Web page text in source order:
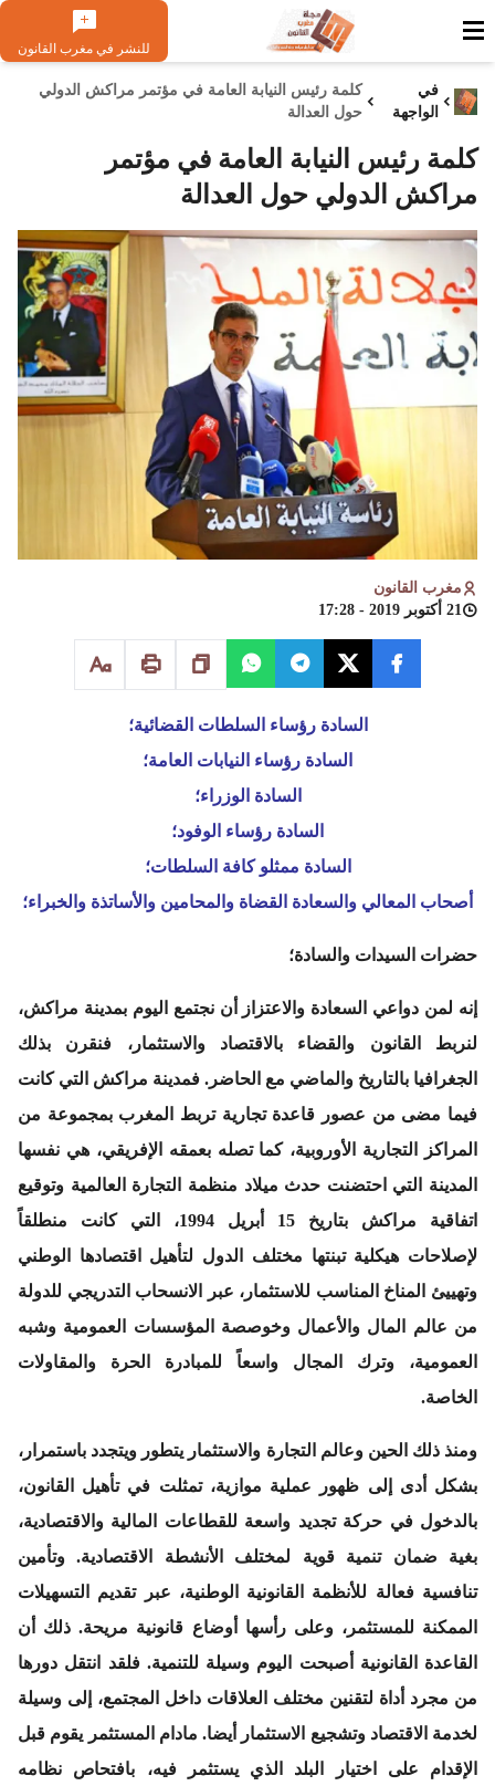
للنشر في مغرب القانون
في
الواجهة
كلمة رئيس النيابة العامة في مؤتمر مراكش الدولي
حول العدالة
كلمة رئيس النيابة العامة في مؤتمر
مراكش الدولي حول العدالة
مغرب القانون
21 أكتوبر 2019 - 17:28
السادة رؤساء السلطات القضائية؛
السادة رؤساء النيابات العامة؛
السادة الوزراء؛
السادة رؤساء الوفود؛
السادة ممثلو كافة السلطات؛
أصحاب المعالي والسعادة القضاة والمحامين والأساتذة والخبراء؛
حضرات السيدات والسادة؛
إنه لمن دواعي السعادة والاعتزاز أن نجتمع اليوم بمدينة مراكش،
لنربط القانون والقضاء بالاقتصاد والاستثمار، فنقرن بذلك
الجغرافيا بالتاريخ والماضي مع الحاضر. فمدينة مراكش التي كانت
فيما مضى من عصور قاعدة تجارية تربط المغرب بمجموعة من
المراكز التجارية الأوروبية، كما تصله بعمقه الإفريقي، هي نفسها
المدينة التي احتضنت حدث ميلاد منظمة التجارة العالمية وتوقيع
اتفاقية مراكش بتاريخ 15 أبريل 1994، التي كانت منطلقاً
لإصلاحات هيكلية تبنتها مختلف الدول لتأهيل اقتصادها الوطني
وتهييئ المناخ المناسب للاستثمار، عبر الانسحاب التدريجي للدولة
من عالم المال والأعمال وخوصصة المؤسسات العمومية وشبه
العمومية، وترك المجال واسعاً للمبادرة الحرة والمقاولات
الخاصة.
ومنذ ذلك الحين وعالم التجارة والاستثمار يتطور ويتجدد باستمرار،
بشكل أدى إلى ظهور عملية موازية، تمثلت في تأهيل القانون،
بالدخول في حركة تجديد واسعة للقطاعات المالية والاقتصادية،
بغية ضمان تنمية قوية لمختلف الأنشطة الاقتصادية. وتأمين
تنافسية فعالة للأنظمة القانونية الوطنية، عبر تقديم التسهيلات
الممكنة للمستثمر، وعلى رأسها أوضاع قانونية مريحة. ذلك أن
القاعدة القانونية أصبحت اليوم وسيلة للتنمية. فلقد انتقل دورها
من مجرد أداة لتقنين مختلف العلاقات داخل المجتمع، إلى وسيلة
لخدمة الاقتصاد وتشجيع الاستثمار أيضا. مادام المستثمر يقوم قبل
الإقدام على اختيار البلد الذي يستثمر فيه، بافتحاص نظامه